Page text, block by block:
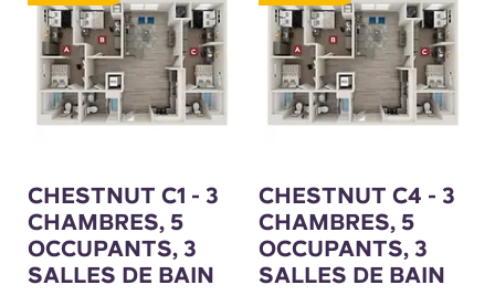
CHESTNUT C1 - 3
CHAMBRES, 5
OCCUPANTS, 3
SALLES DE BAIN
CHESTNUT C4 - 3
CHAMBRES, 5
OCCUPANTS, 3
SALLES DE BAIN